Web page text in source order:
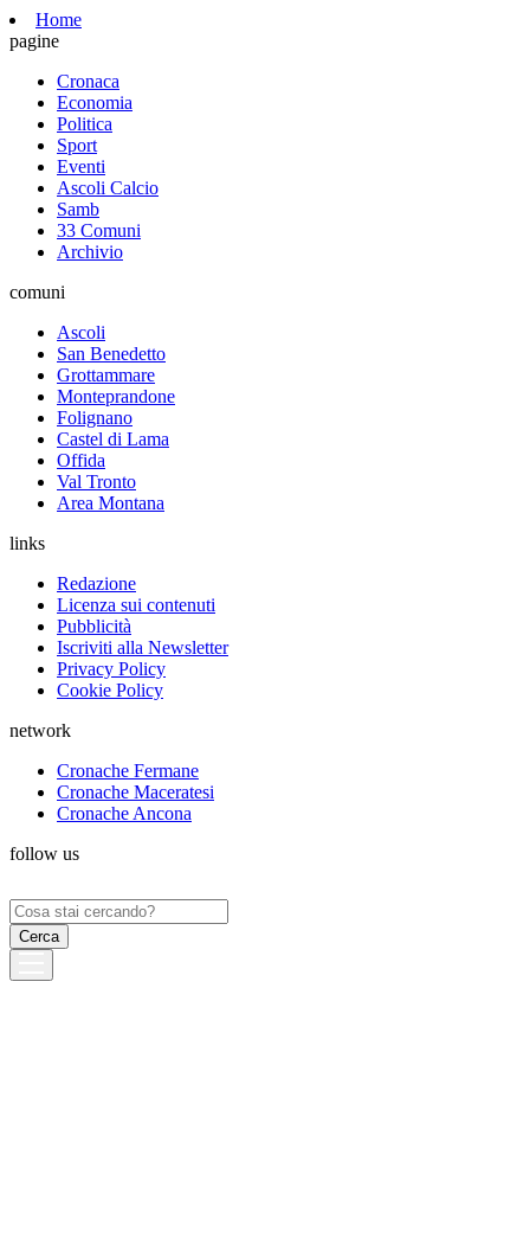
Home
pagine
Cronaca
Economia
Politica
Sport
Eventi
Ascoli Calcio
Samb
33 Comuni
Archivio
comuni
Ascoli
San Benedetto
Grottammare
Monteprandone
Folignano
Castel di Lama
Offida
Val Tronto
Area Montana
links
Redazione
Licenza sui contenuti
Pubblicità
Iscriviti alla Newsletter
Privacy Policy
Cookie Policy
network
Cronache Fermane
Cronache Maceratesi
Cronache Ancona
follow us
Ricerca
per: